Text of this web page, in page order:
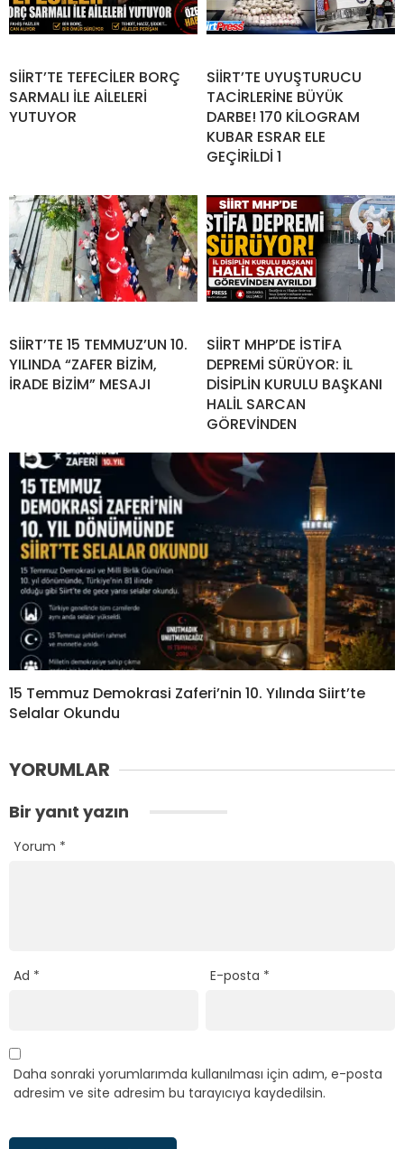
SİİRT’TE TEFECİLER BORÇ
SARMALI İLE AİLELERİ
YUTUYOR
SİİRT’TE UYUŞTURUCU
TACİRLERİNE BÜYÜK
DARBE! 170 KİLOGRAM
KUBAR ESRAR ELE
GEÇİRİLDİ 1
SİİRT’TE 15 TEMMUZ’UN 10.
YILINDA “ZAFER BİZİM,
İRADE BİZİM” MESAJI
SİİRT MHP’DE İSTİFA
DEPREMİ SÜRÜYOR: İL
DİSİPLİN KURULU BAŞKANI
HALİL SARCAN
GÖREVİNDEN
15 Temmuz Demokrasi Zaferi’nin 10. Yılında Siirt’te
Selalar Okundu
YORUMLAR
Bir yanıt yazın
Yorum *
Ad * E-posta *
Daha sonraki yorumlarımda kullanılması için adım, e-posta
adresim ve site adresim bu tarayıcıya kaydedilsin.